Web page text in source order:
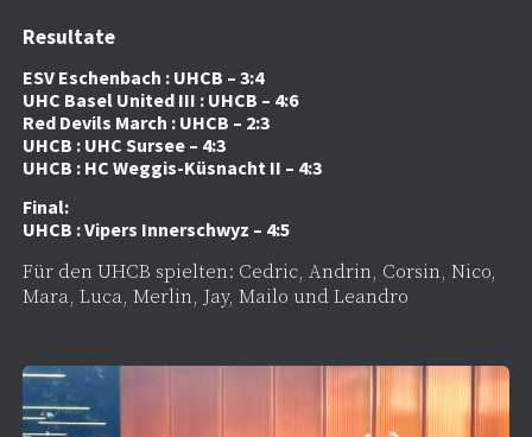
Resultate
ESV Eschenbach : UHCB – 3:4
UHC Basel United III : UHCB – 4:6
Red Devils March : UHCB – 2:3
UHCB : UHC Sursee – 4:3
UHCB : HC Weggis-Küsnacht II – 4:3
Final:
UHCB : Vipers Innerschwyz – 4:5
Für den UHCB spielten: Cedric, Andrin, Corsin, Nico,
Mara, Luca, Merlin, Jay, Mailo und Leandro